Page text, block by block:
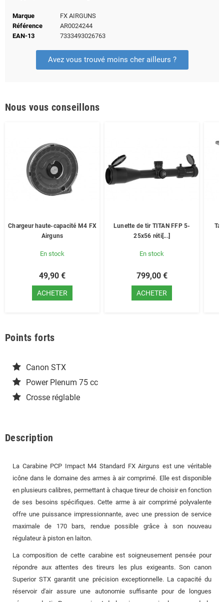
Marque
FX AIRGUNS
Référence
AR0024244
EAN-13
7333493026763
Avez vous trouvé moins cher ailleurs ?
Nous vous conseillons
Chargeur haute-capacité M4 FX
Airguns
En stock
49,90 €
ACHETER
Lunette de tir TITAN FFP 5-
25x56 réti[...]
En stock
799,00 €
ACHETER
Points forts
Canon STX
Power Plenum 75 cc
Crosse réglable
Description
La Carabine PCP Impact M4 Standard FX Airguns est une véritable
icône dans le domaine des armes à air comprimé. Elle est disponible
en plusieurs calibres, permettant à chaque tireur de choisir en fonction
de ses besoins spécifiques. Cette arme à air comprimé polyvalente
offre une puissance impressionnante, avec une pression de service
maximale de 170 bars, rendue possible grâce à son nouveau
régulateur à piston en laiton.
La composition de cette carabine est soigneusement pensée pour
répondre aux attentes des tireurs les plus exigeants. Son canon
Superior STX garantit une précision exceptionnelle. La capacité du
réservoir d'air assure une autonomie suffisante pour de longues